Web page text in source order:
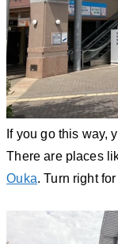
If you go this way,
There are places
Ouka. Turn right